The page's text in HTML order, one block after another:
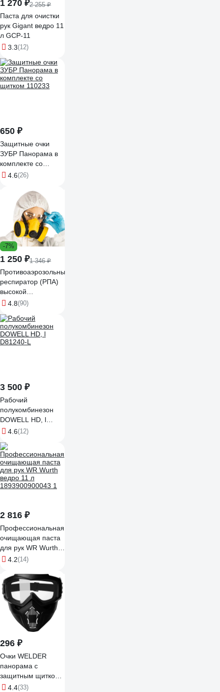
1 270 ₽2 255 ₽
Паста для очистки
рук Gigant ведро 11
л GCP-11
3.3(12)
650 ₽
Защитные очки
ЗУБР Панорама в
комплекте со
щитком 110233
4.6(26)
-7%
1 250 ₽1 346 ₽
Противоаэрозольный
респиратор (РПА)
высокой
эффективности
4.8(90)
3 500 ₽
Рабочий
полукомбинезон
DOWELL HD, l
D81240-L
4.6(12)
2 816 ₽
Профессиональная
очищающая паста
для рук WR Wurth
ведро 11 л
4.2(14)
296 ₽
Очки WELDER
панорама с
защитным щитком
ОЗТП-5-Ч
4.4(33)